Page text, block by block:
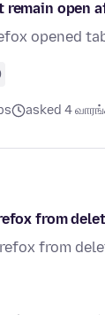
remain open
opened
asked 4
from
from